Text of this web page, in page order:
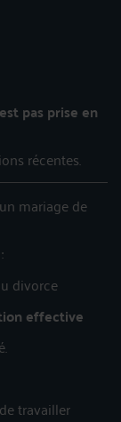
pas prise en
récentes.
mariage de
divorce
effective
travailler